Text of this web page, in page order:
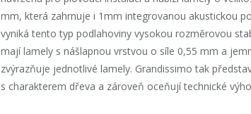
mm, která zahrnuje i 1mm integrovanou akustickou
vyniká tento typ podlahoviny vysokou rozměrovou
mají lamely s nášlapnou vrstvou o síle 0,55 mm a
zvýrazňuje jednotlivé lamely. Grandissimo tak
s charakterem dřeva a zároveň oceňují technické